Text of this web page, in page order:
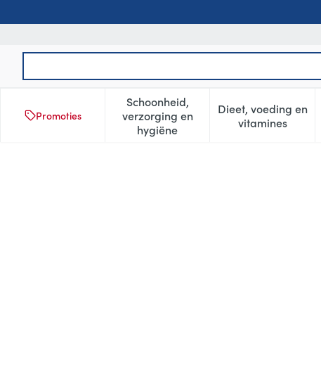
Promoties
Schoonheid,
verzorging en
hygiëne
Toon submenu voor
Dieet, voeding en
vitamines
Toon
Protewin Linzensalade Kip